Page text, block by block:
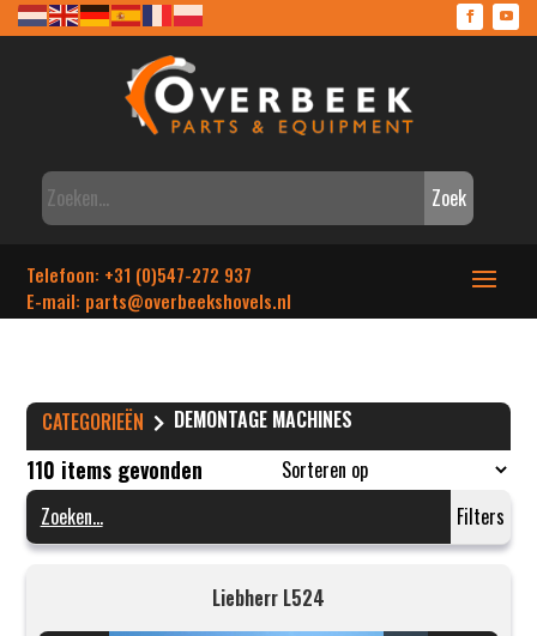
Zoek
Telefoon: +31 (0)547-272 937
E-mail: parts@overbeekshovels.nl
CATEGORIEËN DEMONTAGE MACHINES
110 items gevonden
Filters
Liebherr L524